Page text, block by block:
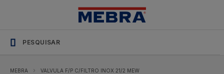
MEBRA VALVULA F/P C/FILTRO INOX 21/2 MEW